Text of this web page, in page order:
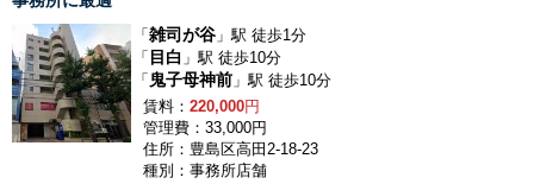
「 雑司が谷 」駅 徒歩1分
「 目白 」駅 徒歩10分
「 鬼子母神前 」駅 徒歩10分
賃料： 220,000円
管理費：33,000円
住所：豊島区高田2-18-23
種別：事務所店舗